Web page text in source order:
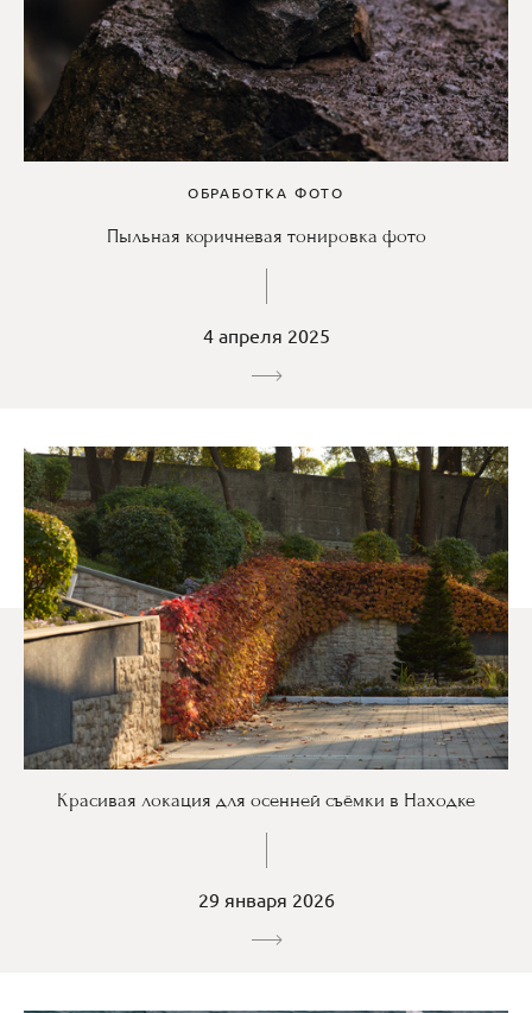
ОБРАБОТКА ФОТО
Пыльная коричневая тонировка фото
4 апреля 2025
Красивая локация для осенней съёмки в Находке
29 января 2026